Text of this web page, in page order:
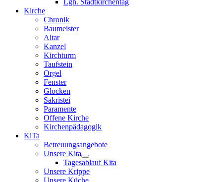
Lgh. Stadtkirchentag
Kirche
Chronik
Baumeister
Altar
Kanzel
Kirchturm
Taufstein
Orgel
Fenster
Glocken
Sakristei
Paramente
Offene Kirche
Kirchenpädagogik
KiTa
Betreuungsangebote
Unsere Kita
Tagesablauf Kita
Unsere Krippe
Unsere Küche